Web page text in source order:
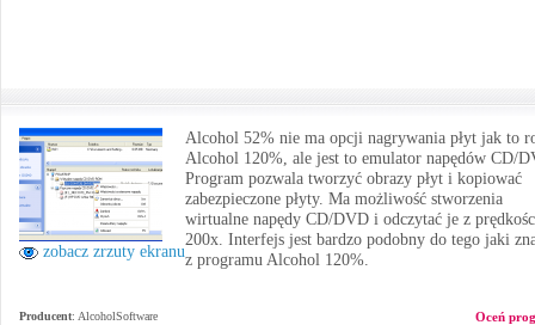
zobacz zrzuty ekranu
Alcohol 52% nie ma opcji nagrywania płyt jak to
Alcohol 120%, ale jest to emulator napędów CD/
Program pozwala tworzyć obrazy płyt i kopiować
zabezpieczone płyty. Ma możliwość stworzenia
wirtualne napędy CD/DVD i odczytać je z
200x. Interfejs jest bardzo podobny do tego jaki
z programu Alcohol 120%.
Producent: AlcoholSoftware
Oceń